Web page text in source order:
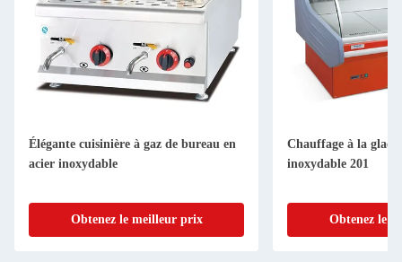
Élégante cuisinière à gaz de bureau en
acier inoxydable
Obtenez le meilleur prix
Chauffage à la glace
inoxydable 201
Obtenez le